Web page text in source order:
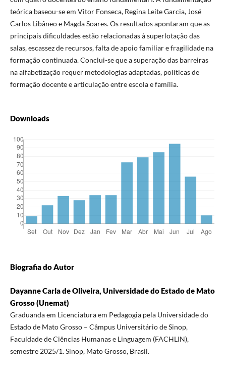
teórica baseou-se em Vitor Fonseca, Regina Leite Garcia, José
Carlos Libâneo e Magda Soares. Os resultados apontaram que as
principais dificuldades estão relacionadas à superlotação das
salas, escassez de recursos, falta de apoio familiar e fragilidade na
formação continuada. Conclui-se que a superação das barreiras
na alfabetização requer metodologias adaptadas, políticas de
formação docente e articulação entre escola e família.
Downloads
Biografia do Autor
Dayanne Carla de Oliveira, Universidade do Estado de Mato
Grosso (Unemat)
Graduanda em Licenciatura em Pedagogia pela Universidade do
Estado de Mato Grosso – Câmpus Universitário de Sinop,
Faculdade de Ciências Humanas e Linguagem (FACHLIN),
semestre 2025/1. Sinop, Mato Grosso, Brasil.